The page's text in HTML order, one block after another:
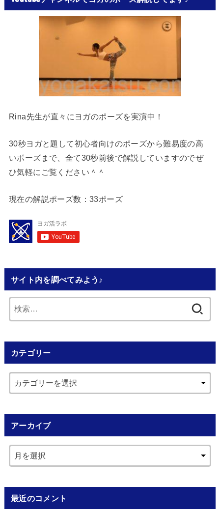
Rina先生が直々にヨガのポーズを実演中！
30秒ヨガと題して初心者向けのポーズから難易度の高
いポーズまで、全て30秒前後で解説していますのでぜ
ひ気軽にご覧ください＾＾
現在の解説ポーズ数：33ポーズ
サイト内を調べてみよう♪
索:
カテゴリー
アーカイブ
最近のコメント